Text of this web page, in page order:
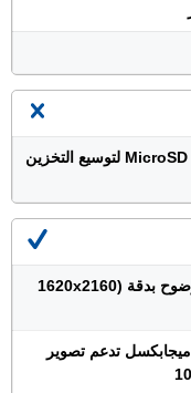
التابلت يفتقر إلى فتحة MicroSD لتوسيع التخزين
شاشة التابلت عالية الوضوح بدقة (1620x2160
دقة الكاميرا الخلفية 8 ميجابكسل تدعم تصوير